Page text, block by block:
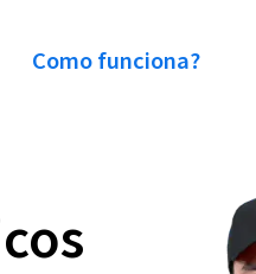
Como funciona?